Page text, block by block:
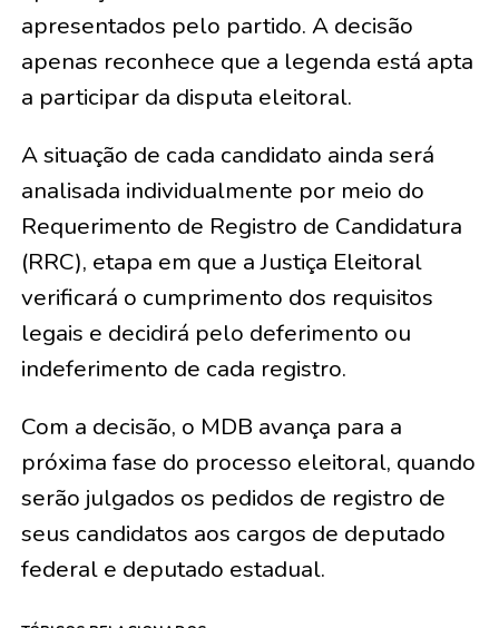
apresentados pelo partido. A decisão
apenas reconhece que a legenda está apta
a participar da disputa eleitoral.
A situação de cada candidato ainda será
analisada individualmente por meio do
Requerimento de Registro de Candidatura
(RRC), etapa em que a Justiça Eleitoral
verificará o cumprimento dos requisitos
legais e decidirá pelo deferimento ou
indeferimento de cada registro.
Com a decisão, o MDB avança para a
próxima fase do processo eleitoral, quando
serão julgados os pedidos de registro de
seus candidatos aos cargos de deputado
federal e deputado estadual.